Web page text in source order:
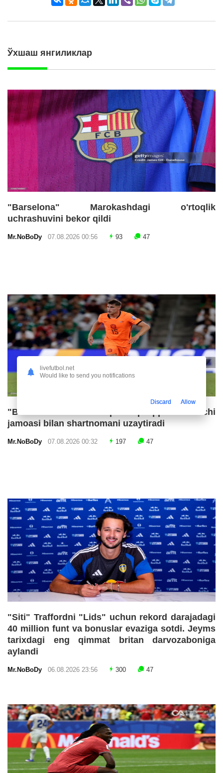
Ўхшаш янгиликлар
"Barselona" Marokashdagi o'rtoqlik
uchrashuvini bekor qildi
Mr.NoBoDy 07.08.2026 00:56 93 47
"Barselona" va "Liverpul" qiziqqan futbolchi
jamoasi bilan shartnomani uzaytiradi
Mr.NoBoDy 07.08.2026 00:32 197 47
"Siti" Traffordni "Lids" uchun rekord darajadagi
40 million funt va bonuslar evaziga sotdi. Jeyms
tarixdagi eng qimmat britan darvozaboniga
aylandi
Mr.NoBoDy 06.08.2026 23:56 300 47
livefutbol.net
Would like to send you notifications
Discard Allow